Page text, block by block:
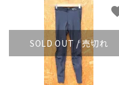
SOLD OUT / 売切れ